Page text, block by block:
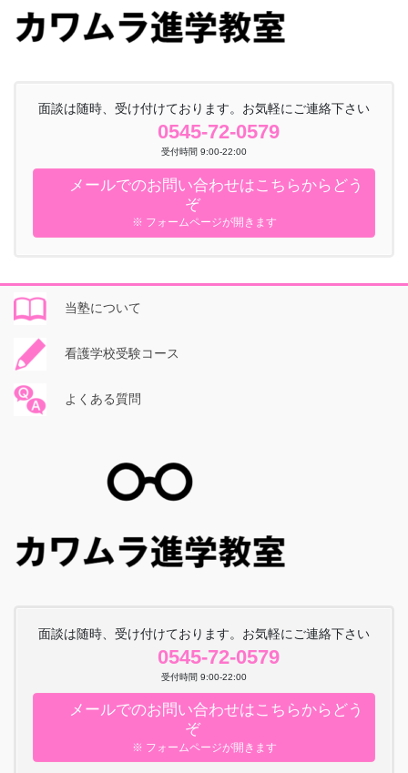
面談は随時、受け付けております。お気軽にご連絡下さい
0545-72-0579
受付時間 9:00-22:00
メールでのお問い合わせはこちらからどう
ぞ
※ フォームページが開きます
当塾について
看護学校受験コース
よくある質問
面談は随時、受け付けております。お気軽にご連絡下さい
0545-72-0579
受付時間 9:00-22:00
メールでのお問い合わせはこちらからどう
ぞ
※ フォームページが開きます